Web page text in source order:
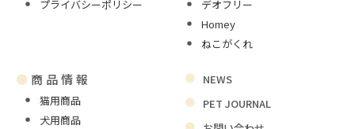
プライバシーポリシー
デオフリー
Homey
ねこがくれ
● 商品情報
猫用商品
犬用商品
NEWS
PET JOURNAL